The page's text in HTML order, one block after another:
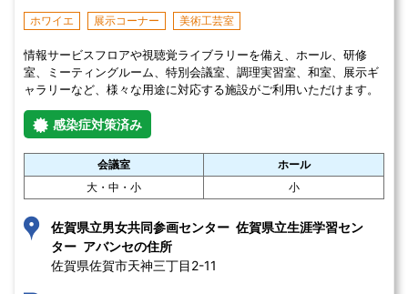
ホワイエ 展示コーナー 美術工芸室
情報サービスフロアや視聴覚ライブラリーを備え、ホール、研修
室、ミーティングルーム、特別会議室、調理実習室、和室、展示ギ
ャラリーなど、様々な用途に対応する施設がご利用いただけます。
感染症対策済み
会議室
ホール
大・中・小
小
佐賀県立男女共同参画センター 佐賀県立生涯学習セン
ター アバンセの住所
佐賀県佐賀市天神三丁目2-11